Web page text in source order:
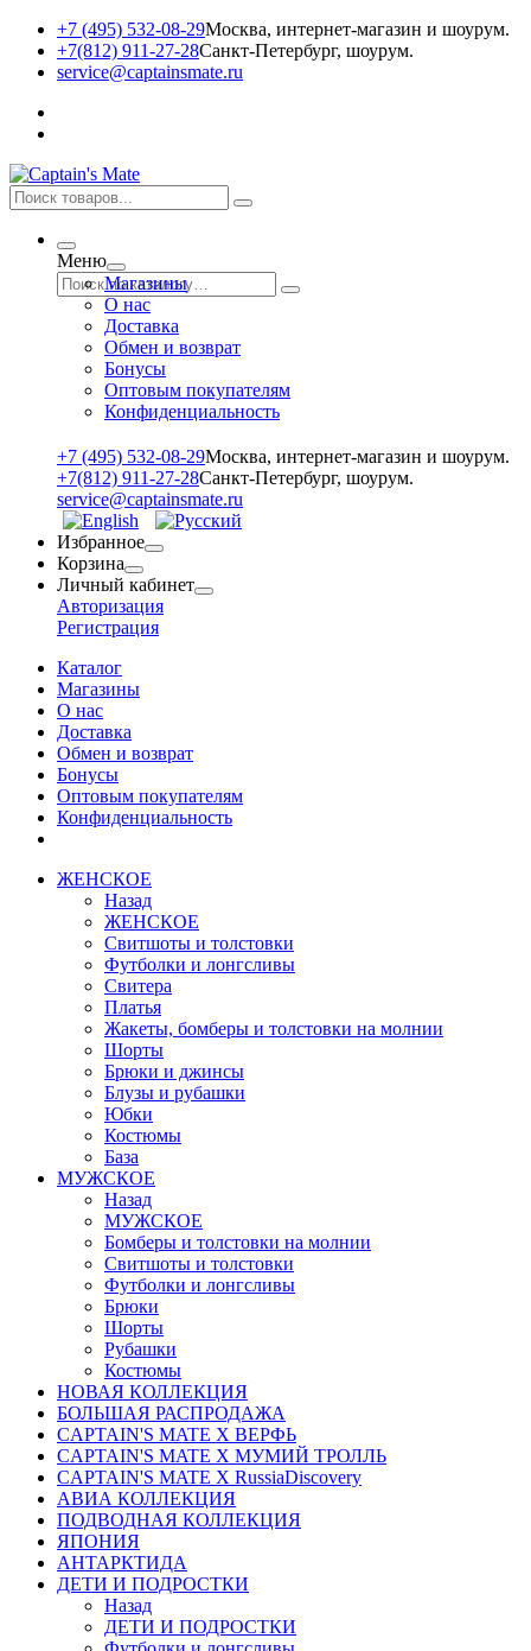
+7 (495) 532-08-29Москва, интернет-магазин и шоурум.
+7(812) 911-27-28Санкт-Петербург, шоурум.
service@captainsmate.ru
Меню
Магазины
О нас
Доставка
Обмен и возврат
Бонусы
Оптовым покупателям
Конфиденциальность
+7 (495) 532-08-29Москва, интернет-магазин и шоурум.
+7(812) 911-27-28Санкт-Петербург, шоурум.
service@captainsmate.ru
Избранное
Корзина
Личный кабинет
Авторизация
Регистрация
Каталог
Магазины
О нас
Доставка
Обмен и возврат
Бонусы
Оптовым покупателям
Конфиденциальность
ЖЕНСКОЕ
Назад
ЖЕНСКОЕ
Свитшоты и толстовки
Футболки и лонгсливы
Свитера
Платья
Жакеты, бомберы и толстовки на молнии
Шорты
Брюки и джинсы
Блузы и рубашки
Юбки
Костюмы
База
МУЖСКОЕ
Назад
МУЖСКОЕ
Бомберы и толстовки на молнии
Свитшоты и толстовки
Футболки и лонгсливы
Брюки
Шорты
Рубашки
Костюмы
НОВАЯ КОЛЛЕКЦИЯ
БОЛЬШАЯ РАСПРОДАЖА
CAPTAIN'S MATE X ВЕРФЬ
CAPTAIN'S MATE Х МУМИЙ ТРОЛЛЬ
CAPTAIN'S MATE X RussiaDiscovery
АВИА КОЛЛЕКЦИЯ
ПОДВОДНАЯ КОЛЛЕКЦИЯ
ЯПОНИЯ
АНТАРКТИДА
ДЕТИ И ПОДРОСТКИ
Назад
ДЕТИ И ПОДРОСТКИ